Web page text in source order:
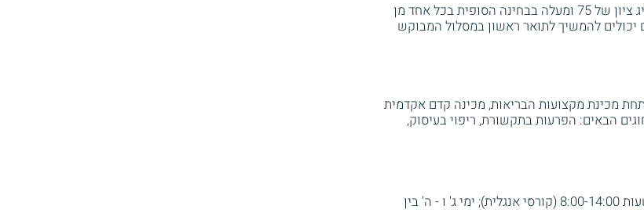
כדי לסיים בהצלחה את המכינה, המועמדים צריכים להציג ציון של 75 ומעלה בבחינה הסופית בכל אחד מן
להמשיך לתואר ראשון במסלול המבוקש
מכינת מקצועות הבריאות, מכינה קדם אקדמית
הבאים: הפרעות בתקשורת, ריפוי בעיסוק,
יום ב' בין השעות 8:00-14:00 (קורסי אנגלית); ימי ג' ו - ה' בין